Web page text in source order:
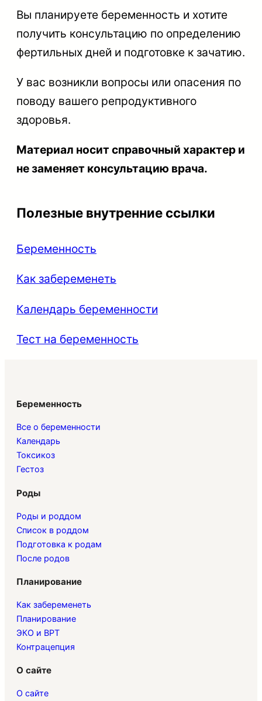
Вы планируете беременность и хотите
получить консультацию по определению
фертильных дней и подготовке к зачатию.
У вас возникли вопросы или опасения по
поводу вашего репродуктивного
здоровья.
Материал носит справочный характер и
не заменяет консультацию врача.
Полезные внутренние ссылки
Беременность
Как забеременеть
Календарь беременности
Тест на беременность
Беременность
Все о беременности
Календарь
Токсикоз
Гестоз
Роды
Роды и роддом
Список в роддом
Подготовка к родам
После родов
Планирование
Как забеременеть
Планирование
ЭКО и ВРТ
Контрацепция
О сайте
О сайте